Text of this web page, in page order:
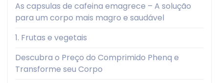
As capsulas de cafeina emagrece – A solução
para um corpo mais magro e saudável
1. Frutas e vegetais
Descubra o Preço do Comprimido Phenq e
Transforme seu Corpo